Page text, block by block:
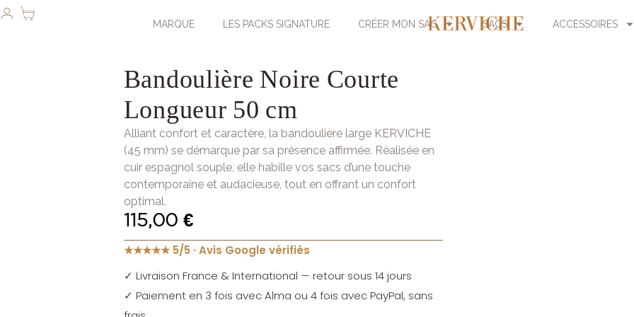
MARQUE LES PACKS SIGNATURE CRÉER MON SAC SACS ACCESSOIRES
Bandoulière Noire Courte
Longueur 50 cm
Alliant confort et caractère, la bandoulière large KERVICHE
(45 mm) se démarque par sa présence affirmée. Réalisée en
cuir espagnol souple, elle habille vos sacs d’une touche
contemporaine et audacieuse, tout en offrant un confort
optimal.
115,00 €
★★★★★ 5/5 · Avis Google vérifiés
✓ Livraison France & International — retour sous 14 jours
✓ Paiement en 3 fois avec Alma ou 4 fois avec PayPal, sans